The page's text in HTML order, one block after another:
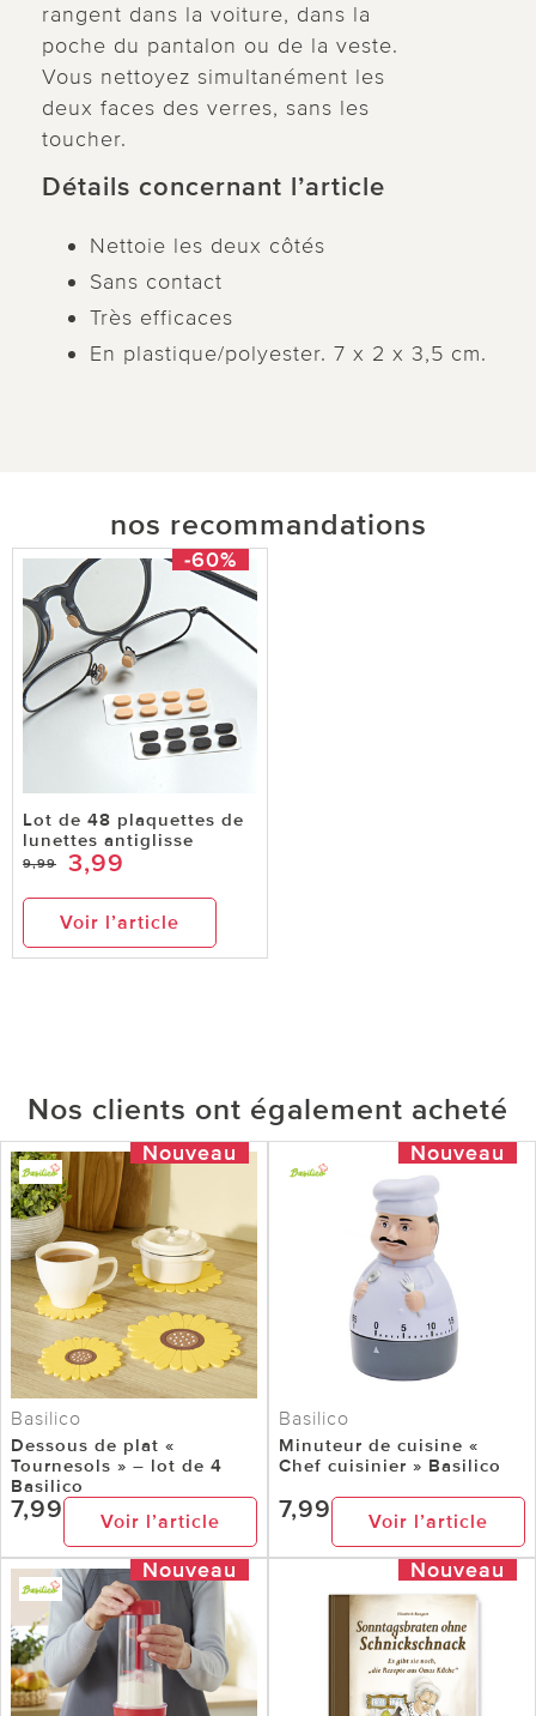
rangent dans la voiture, dans la
poche du pantalon ou de la veste.
Vous nettoyez simultanément les
deux faces des verres, sans les
toucher.
Détails concernant l’article
Nettoie les deux côtés
Sans contact
Très efficaces
En plastique/polyester. 7 x 2 x 3,5 cm.
nos recommandations
-60%
Lot de 48 plaquettes de
lunettes antiglisse
9,99 3,99
Voir l’article
Nos clients ont également acheté
Nouveau
Basilico
Dessous de plat «
Tournesols » – lot de 4
Basilico
7,99 Voir l’article
Nouveau
Basilico
Minuteur de cuisine «
Chef cuisinier » Basilico
7,99 Voir l’article
Nouveau Nouveau